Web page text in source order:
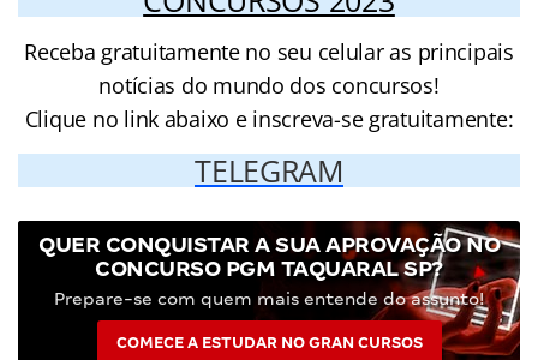
Receba gratuitamente no seu celular as principais
notícias do mundo dos concursos!
Clique no link abaixo e inscreva-se gratuitamente:
TELEGRAM
QUER CONQUISTAR A SUA APROVAÇÃO NO
CONCURSO PGM TAQUARAL SP?
Prepare-se com quem mais entende do assunto!
COMECE A ESTUDAR NO GRAN CURSOS